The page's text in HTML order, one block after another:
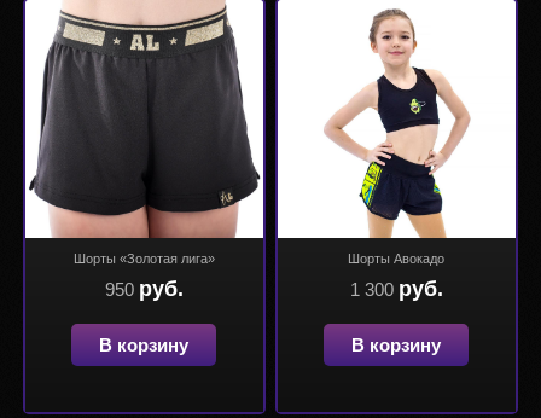
Шорты «Золотая лига»
950 руб.
В корзину
Шорты Авокадо
1 300 руб.
В корзину